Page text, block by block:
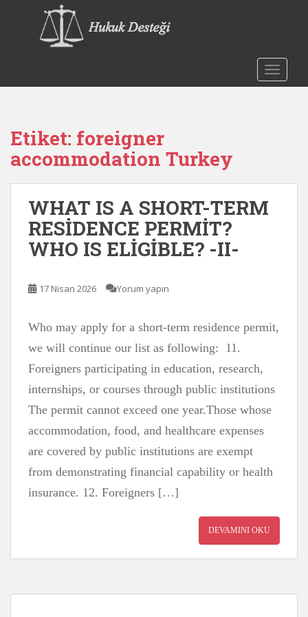
o
Etiket: foreigner
accommodation Turkey
WHAT IS A SHORT-TERM
RESİDENCE PERMİT?
WHO IS ELİGİBLE? -II-
17 Nisan 2026 Yorum yapın
Who may apply for a short-term residence permit,
we will continue our list as following: 11.
Foreigners participating in education, research,
internships, or courses through public institutions
The permit cannot exceed one year.Those whose
accommodation, food, and healthcare expenses
are covered by public institutions are exempt
from demonstrating financial capability or health
insurance. 12. Foreigners […]
DEVAMINI OKU